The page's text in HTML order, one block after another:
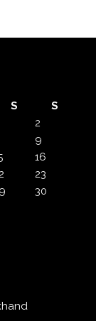
S
S
2
9
16
23
30